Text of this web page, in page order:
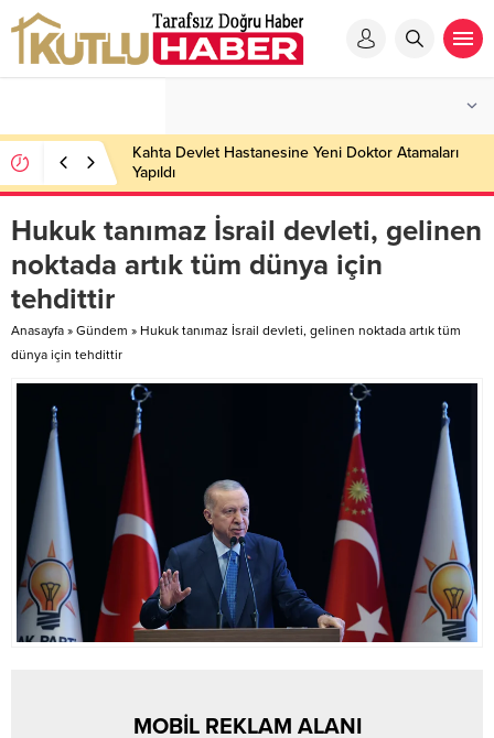
Kahta Devlet Hastanesine Yeni Doktor Atamaları
Yapıldı
Hukuk tanımaz İsrail devleti, gelinen
noktada artık tüm dünya için
tehdittir
Anasayfa » Gündem » Hukuk tanımaz İsrail devleti, gelinen noktada artık tüm
dünya için tehdittir
MOBİL REKLAM ALANI